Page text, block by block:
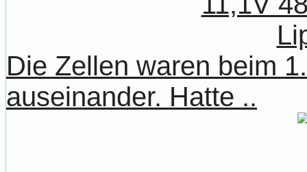
Die Zellen waren beim
auseinander. Hatte ..